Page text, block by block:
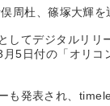
周杜、篠塚大輝を
てデジタルリ
5日付の「オリ
発表され、